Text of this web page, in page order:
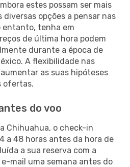
estes possam ser mais
diversas opções a pensar nas
entanto, tenha em
de última hora podem
durante a época de
A flexibilidade nas
as suas hipóteses
ofertas.
do voo
Chihuahua, o check-in
a 48 horas antes da hora de
a sua reserva com a
mail uma semana antes do